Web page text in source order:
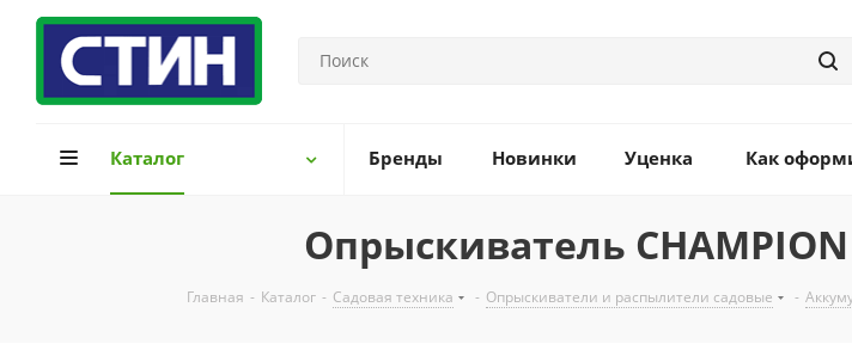
Каталог Бренды Новинки Уценка Как
Опрыскиватель
Главная - Каталог - Садовая техника - Опрыскиватели и распылители садовые -